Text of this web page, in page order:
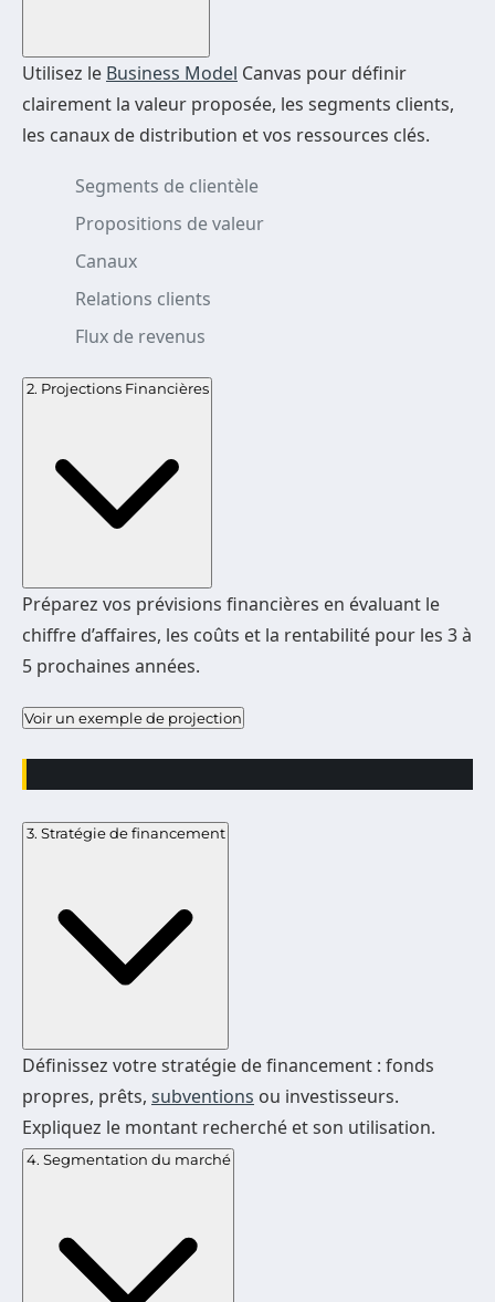
Utilisez le Business Model Canvas pour définir
clairement la valeur proposée, les segments clients,
les canaux de distribution et vos ressources clés.
Segments de clientèle
Propositions de valeur
Canaux
Relations clients
Flux de revenus
2. Projections Financières
Préparez vos prévisions financières en évaluant le
chiffre d’affaires, les coûts et la rentabilité pour les 3 à
5 prochaines années.
Voir un exemple de projection
3. Stratégie de financement
Définissez votre stratégie de financement : fonds
propres, prêts, subventions ou investisseurs.
Expliquez le montant recherché et son utilisation.
4. Segmentation du marché